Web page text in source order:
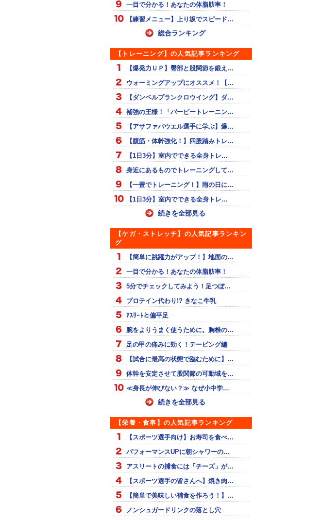
一目で分かる！あなたの体脂肪率！
【練習メニュー】上り坂でスピード…
総合ランキング
【トレーニング】の人気記事ランキング
【爆発力ＵＰ】臀部と股関節を鍛え…
ウォーミングアップにオススメ！【…
【ダンベルプランクロウイング】ダ…
補強の王様！「バーピートレーニン…
【アサファパウエル選手に学ぶ】爆…
【腹筋・体幹強化！】四股踏みトレ…
【1日3分】室内でできる全身トレ…
身近にあるものでトレーニングして…
【一畳でトレーニング！】雨の日に…
【1日3分】室内でできる全身トレ…
続きを全部見る
【ケガ・ストレッチ】の人気記事ランキン
グ
【簡単に跳躍力がアップ！】地面の…
一目で分かる！あなたの体脂肪率！
5分でチェックしてみよう！足つぼ…
プロテイン代わり!? きなこ牛乳
ｱｽﾘｰﾄと偏平足
腕をよりうまく使うために。胸椎の…
足の甲の痛みに効く！テーピング編
【試合に最高の状態で臨むために】…
体幹を安定させて股関節の可動域を…
≪身長が伸びない？≫ なぜ小中学…
続きを全部見る
【栄養・食事】の人気記事ランキング
【スポーツ選手向け】お寿司を食べ…
パフォーマンスUPに朝シャワーの…
アスリートの捕食には「チーズ」が…
【スポーツ選手の皆さんへ】焼き肉…
【簡単で美味しい補食を作ろう！】…
ノンシュガードリンクの落とし穴